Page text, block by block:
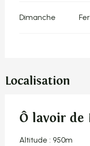
Dimanche
Localisation
Ô lavoir de
Altitude : 950m